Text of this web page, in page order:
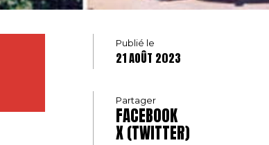
Publié le
21 AOÛT 2023
Partager
FACEBOOK
X (TWITTER)